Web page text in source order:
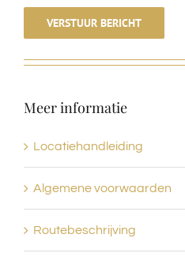
VERSTUUR BERICHT
Meer informatie
Locatiehandleiding
Algemene voorwaarden
Routebeschrijving